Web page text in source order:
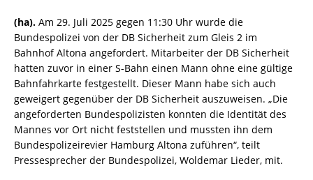
(ha). Am 29. Juli 2025 gegen 11:30 Uhr wurde die
Bundespolizei von der DB Sicherheit zum Gleis 2 im
Bahnhof Altona angefordert. Mitarbeiter der DB Sicherheit
hatten zuvor in einer S-Bahn einen Mann ohne eine gültige
Bahnfahrkarte festgestellt. Dieser Mann habe sich auch
geweigert gegenüber der DB Sicherheit auszuweisen. „Die
angeforderten Bundespolizisten konnten die Identität des
Mannes vor Ort nicht feststellen und mussten ihn dem
Bundespolizeirevier Hamburg Altona zuführen“, teilt
Pressesprecher der Bundespolizei, Woldemar Lieder, mit.